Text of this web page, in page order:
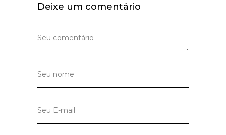
Deixe um comentário